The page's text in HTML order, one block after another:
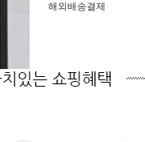
해외배송결제